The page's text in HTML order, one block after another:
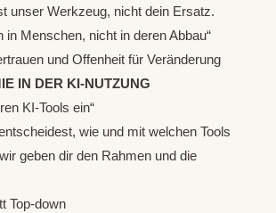
unser Werkzeug, nicht dein Ersatz.
in Menschen, nicht in deren Abbau“
und Offenheit für Veränderung
IN DER KI-NUTZUNG
KI-Tools ein“
wie und mit welchen Tools
geben dir den Rahmen und die
Top-down